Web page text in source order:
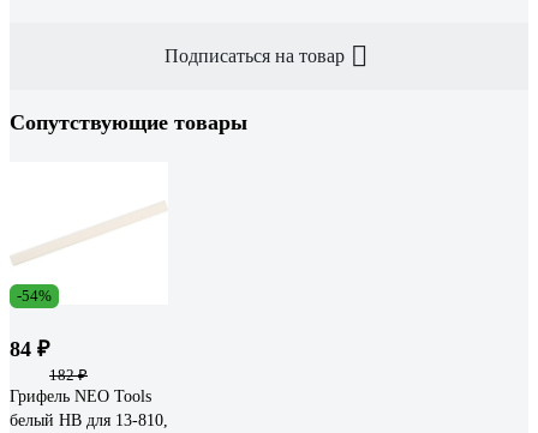
Подписаться на товар
Сопутствующие товары
-54%
84 ₽
182 ₽
Грифель NEO Tools
белый HB для 13-810,